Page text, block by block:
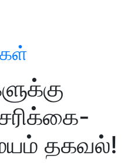
தகவல்!